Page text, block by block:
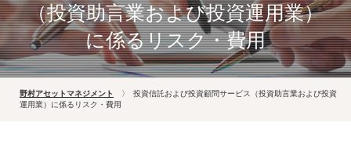
（投資助言業および投資運用業）
に係るリスク・費用
野村アセットマネジメント
投資信託および投資顧問サービス（投資助言業および投資
運用業）に係るリスク・費用